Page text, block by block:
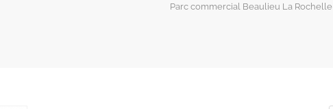
Parc commercial Beaulieu La Rochelle